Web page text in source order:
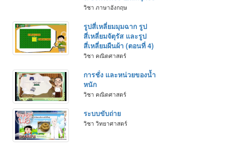
วิชา ภาษาอังกฤษ
รูปสี่เหลี่ยมมุมฉาก รูป
สี่เหลี่ยมจัตุรัส และรูป
สี่เหลี่ยมผืนผ้า (ตอนที่ 4)
วิชา คณิตศาสตร์
การชั่ง และหน่วยของน้ำ
หนัก
วิชา คณิตศาสตร์
ระบบขับถ่าย
วิชา วิทยาศาสตร์